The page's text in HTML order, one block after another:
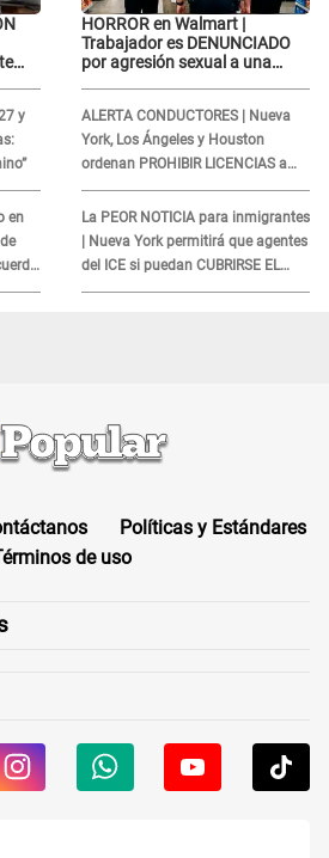
y
en
HORROR en Walmart |
Trabajador es DENUNCIADO
por agresión sexual a una
ALERTA CONDUCTORES | Nueva
York, Los Ángeles y Houston
ordenan PROHIBIR LICENCIAS a
quienes no presenten ESTE
DOCUMENTO
La PEOR NOTICIA para inmigrantes
| Nueva York permitirá que agentes
del ICE si puedan CUBRIRSE EL
ROSTRO
Políticas y Estándares
de uso